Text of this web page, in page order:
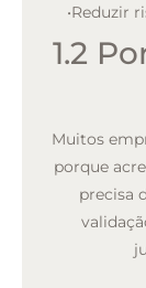
•Reduzir
1.2
Muitos
porque
precisa